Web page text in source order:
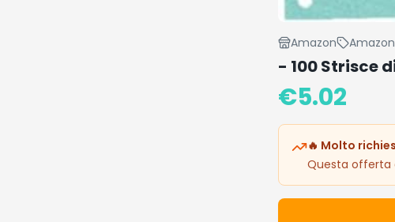
Amazon Amazon
- 100 Strisce
€5.02
🔥 Molto
Questa offerta